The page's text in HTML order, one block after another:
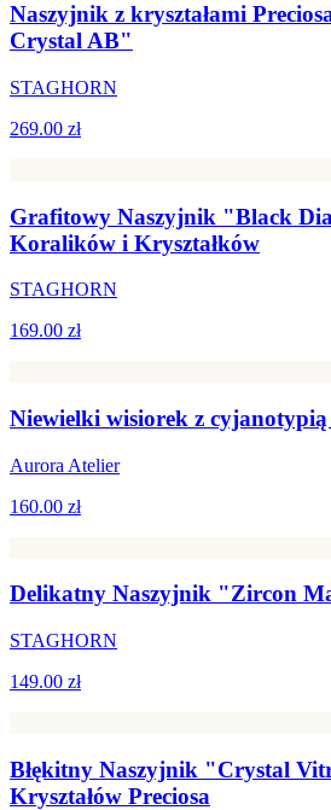
Naszyjnik z kryształami
Crystal AB"
STAGHORN
269.00 zł
Grafitowy Naszyjnik "Black
Koralików i Kryształków
STAGHORN
169.00 zł
Niewielki wisiorek z
Aurora Atelier
160.00 zł
Delikatny Naszyjnik "Zircon
STAGHORN
149.00 zł
Błękitny Naszyjnik "Crystal
Kryształów Preciosa